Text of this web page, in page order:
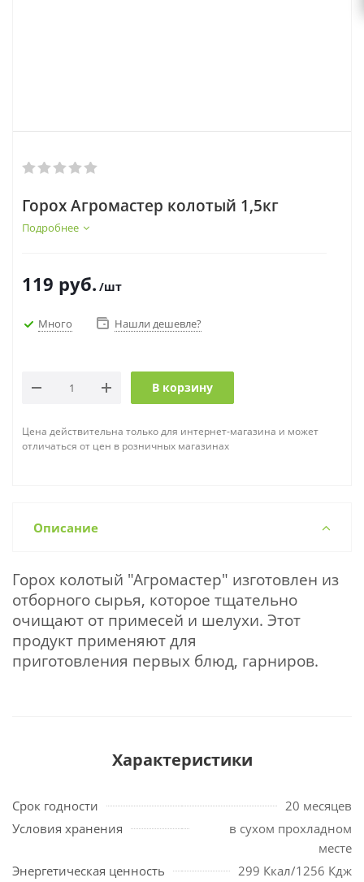
Горох Агромастер колотый 1,5кг
Подробнее
119 руб. /шт
Много Нашли дешевле?
В корзину
Цена действительна только для интернет-магазина и может
отличаться от цен в розничных магазинах
Описание
Горох колотый "Агромастер" изготовлен из
отборного сырья, которое тщательно
очищают от примесей и шелухи. Этот
продукт применяют для
приготовления первых блюд, гарниров.
Характеристики
Срок годности
20 месяцев
Условия хранения
в сухом прохладном
месте
Энергетическая ценность
299 Ккал/1256 Кдж